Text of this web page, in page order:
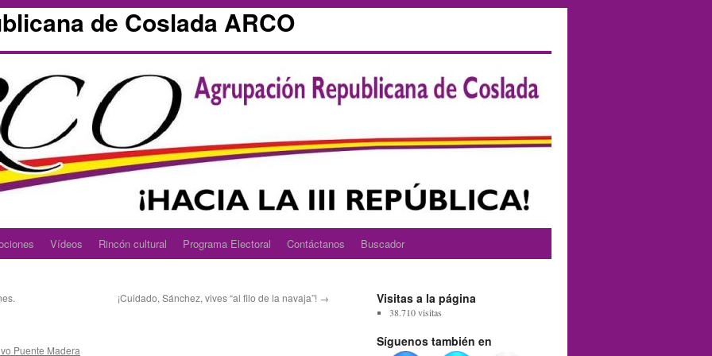
de Coslada ARCO
Vídeos Rincón cultural Programa Electoral Contáctanos Buscador
¡Cuidado, Sánchez, vives “al filo de la navaja”! →
Puente Madera
Visitas a la página
38.710 visitas
Síguenos también en